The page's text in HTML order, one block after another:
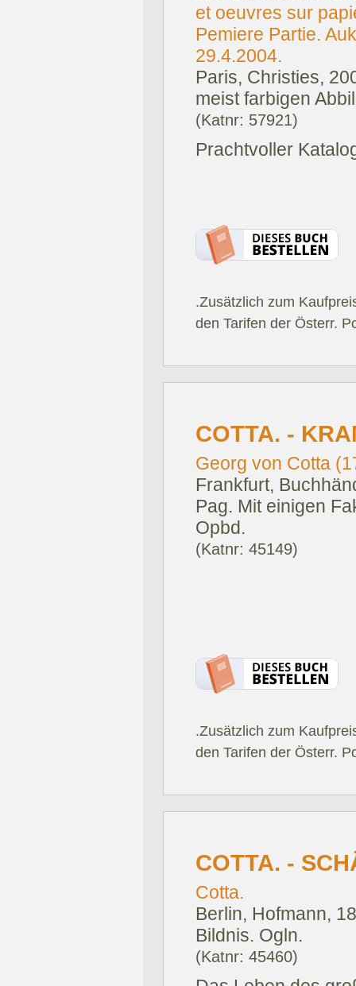
et oeuvres sur
Pemiere Partie.
29.4.2004.
Paris, Christies,
meist farbigen
(Katnr: 57921)
Prachtvoller
.Zusätzlich zum
den Tarifen der Österr.
COTTA. -
Georg von Cotta
Frankfurt,
Pag. Mit einigen
Opbd.
(Katnr: 45149)
.Zusätzlich zum
den Tarifen der Österr.
COTTA. -
Cotta.
Berlin, Hofmann,
Bildnis. Ogln.
(Katnr: 45460)